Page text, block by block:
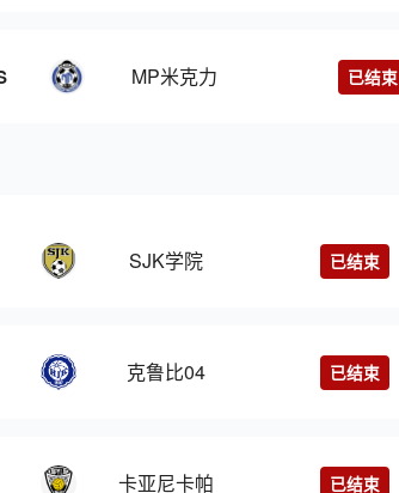
MP米克力 已结束
SJK学院 已结束
克鲁比04 已结束
卡亚尼卡帕 已结束